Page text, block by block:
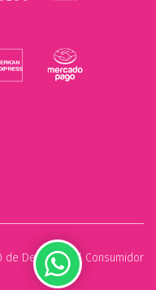
de Defensa del Consumidor